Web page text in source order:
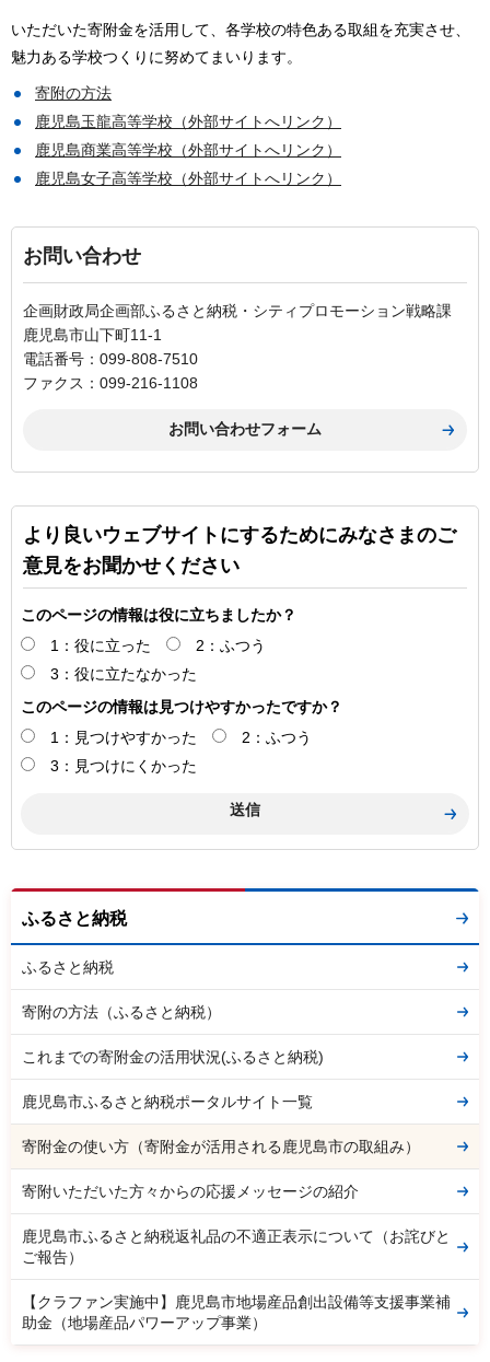
いただいた寄附金を活用して、各学校の特色ある取組を充実させ、
魅力ある学校つくりに努めてまいります。
寄附の方法
鹿児島玉龍高等学校（外部サイトへリンク）
鹿児島商業高等学校（外部サイトへリンク）
鹿児島女子高等学校（外部サイトへリンク）
お問い合わせ
企画財政局企画部ふるさと納税・シティプロモーション戦略課
鹿児島市山下町11-1
電話番号：099-808-7510
ファクス：099-216-1108
より良いウェブサイトにするためにみなさまのご
意見をお聞かせください
このページの情報は役に立ちましたか？
1：役に立った
2：ふつう
3：役に立たなかった
このページの情報は見つけやすかったですか？
1：見つけやすかった
2：ふつう
3：見つけにくかった
ふるさと納税
ふるさと納税
寄附の方法（ふるさと納税）
これまでの寄附金の活用状況(ふるさと納税)
鹿児島市ふるさと納税ポータルサイト一覧
寄附金の使い方（寄附金が活用される鹿児島市の取組み）
寄附いただいた方々からの応援メッセージの紹介
鹿児島市ふるさと納税返礼品の不適正表示について（お詫びと
ご報告）
【クラファン実施中】鹿児島市地場産品創出設備等支援事業補
助金（地場産品パワーアップ事業）